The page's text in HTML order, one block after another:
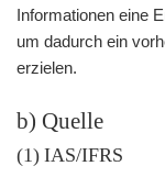
Informationen eine
um dadurch ein
erzielen.
b) Quelle
(1) IAS/IFRS